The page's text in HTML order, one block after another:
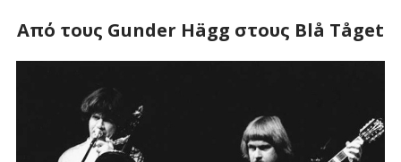
Από τους Gunder Hägg στους Blå Tåget